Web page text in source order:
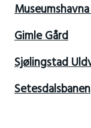
Gimle Gård
Sjølingstad
Setesdalsbanen